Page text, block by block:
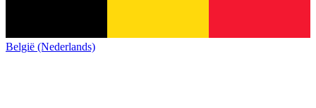
België (Nederlands)